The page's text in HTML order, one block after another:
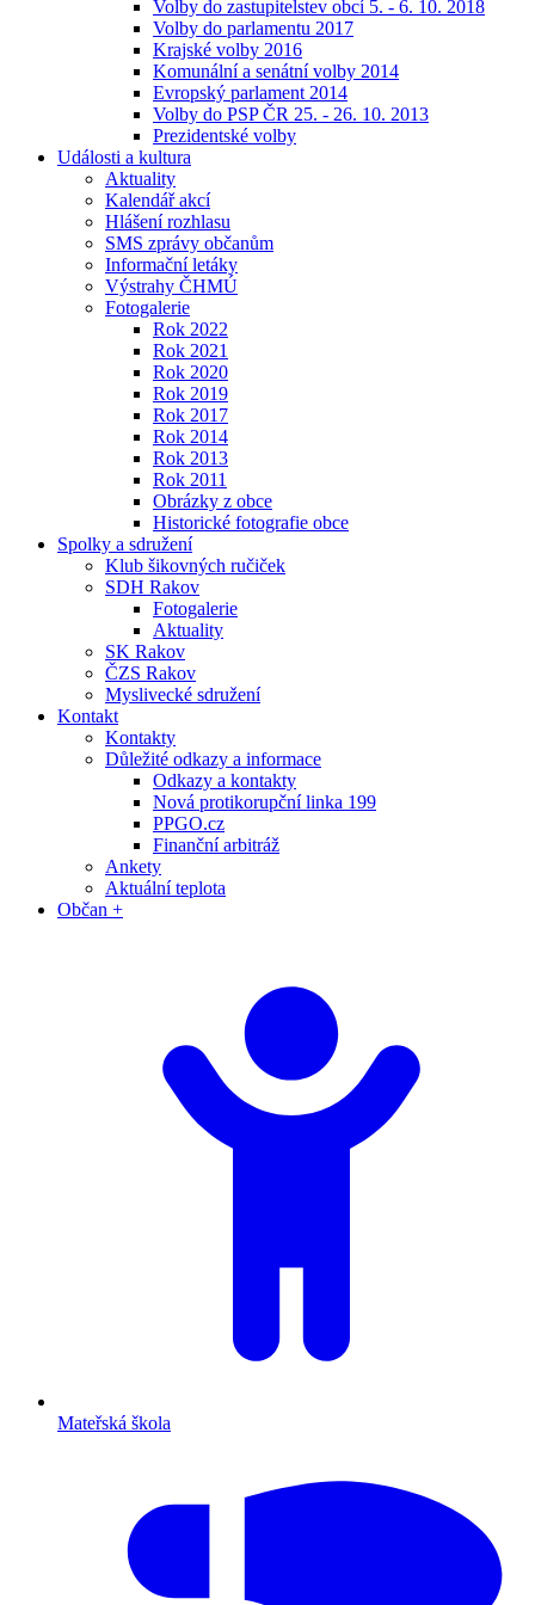
Volby do zastupitelstev obcí 5. - 6. 10. 2018
Volby do parlamentu 2017
Krajské volby 2016
Komunální a senátní volby 2014
Evropský parlament 2014
Volby do PSP ČR 25. - 26. 10. 2013
Prezidentské volby
Události a kultura
Aktuality
Kalendář akcí
Hlášení rozhlasu
SMS zprávy občanům
Informační letáky
Výstrahy ČHMÚ
Fotogalerie
Rok 2022
Rok 2021
Rok 2020
Rok 2019
Rok 2017
Rok 2014
Rok 2013
Rok 2011
Obrázky z obce
Historické fotografie obce
Spolky a sdružení
Klub šikovných ručiček
SDH Rakov
Fotogalerie
Aktuality
SK Rakov
ČZS Rakov
Myslivecké sdružení
Kontakt
Kontakty
Důležité odkazy a informace
Odkazy a kontakty
Nová protikorupční linka 199
PPGO.cz
Finanční arbitráž
Ankety
Aktuální teplota
Občan +
Mateřská škola